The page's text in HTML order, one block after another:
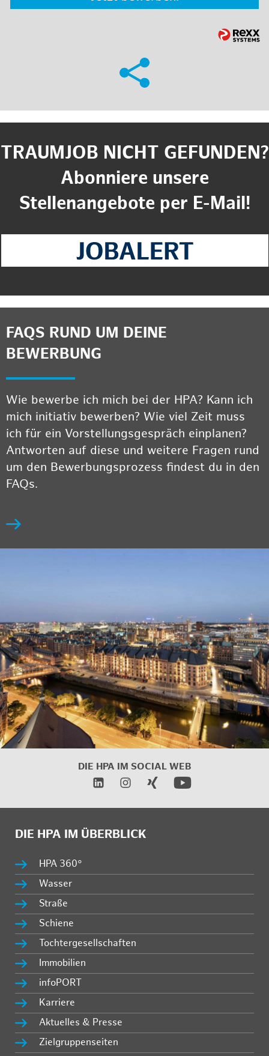
TRAUMJOB NICHT GEFUNDEN?
Abonniere unsere
Stellenangebote per E-Mail!
FAQS RUND UM DEINE
BEWERBUNG
Wie bewerbe ich mich bei der HPA? Kann ich
mich initiativ bewerben? Wie viel Zeit muss
ich für ein Vorstellungsgespräch einplanen?
Antworten auf diese und weitere Fragen rund
um den Bewerbungsprozess findest du in den
FAQs.
DIE HPA IM SOCIAL WEB
DIE HPA IM ÜBERBLICK
HPA 360°
Wasser
Straße
Schiene
Tochtergesellschaften
Immobilien
infoPORT
Karriere
Aktuelles & Presse
Zielgruppenseiten